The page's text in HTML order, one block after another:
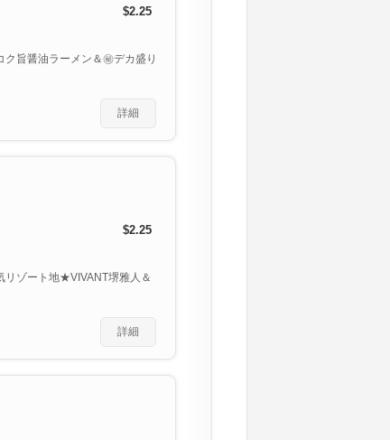
$2.25
旨醤油ラーメン＆㊙デカ盛り
詳細
$2.25
リゾート地★VIVANT堺雅人＆
詳細